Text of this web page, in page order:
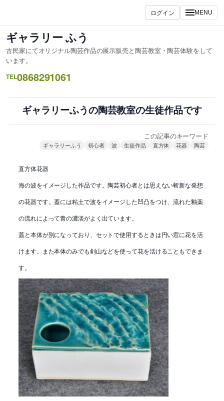
ス
キ
ッ
プ
ログイン MENU
ギャラリー ふう
古民家にてオリジナル陶芸作品の展示販売と陶芸教室・陶芸体験をして
います。
TEL0868291061
ギャラリーふうの陶芸教室の生徒作品です
この記事のキーワード
ギャラリーふう 初心者 波 生徒作品 直方体 花器 陶芸
直方体花器
海の波をイメージした作品です。陶芸初心者とは思えない斬新な発想
の花器です。蓋には粘土で波をイメージした凹凸をつけ、流れた釉薬
の流れによって青の濃淡がよく出ています。
蓋と本体が別になっており、セットで使用するときは円い窓に花を活
けます。また本体のみでも剣山などを使って花を活けることもできま
す。